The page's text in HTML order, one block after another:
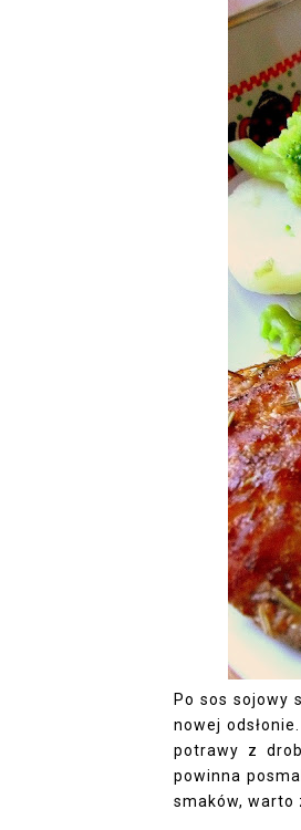
Po sos sojowy
nowej
potrawy z
powinna
smaków, warto